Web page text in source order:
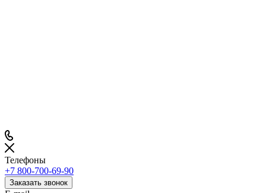
Телефоны
+7 800-700-69-90
Заказать звонок